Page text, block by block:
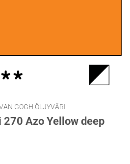
GOGH ÖLJYVÄRI
270 Azo Yellow deep